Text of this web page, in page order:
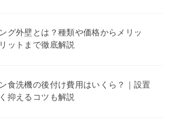
グ外壁とは？種類や価格からメリッ
ットまで徹底解説
食洗機の後付け費用はいくら？｜設置
抑えるコツも解説